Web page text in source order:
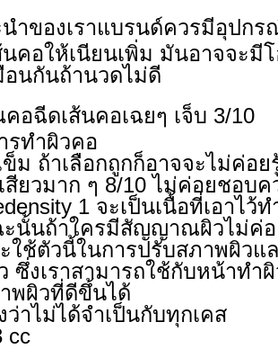
ำของเราแบรนด์ควรมีอุปก
คอให้เนียนเพิ่ม มันอาจจะมี
อนกันถ้านวดไม่ดี
อฉีดเส้นคอเฉยๆ เจ็บ 3/10
รทำผิวคอ
ม ถ้าเลือกถูกก็อาจจะไม่ค่อย
สียวมาก ๆ 8/10 ไม่ค่อยชอบค
1 จะเป็นเนื้อที่เอาไ
ะนั้นถ้าใครมีสัญญาณผิวไม่ค่
ะใช้ตัวนี้ในการปรับสภาพผิวแ
ซึ่งเราสามารถใช้กับหน้าทำ
พผิวที่ดีขึ้นได้
ว่าไม่ได้จำเป็นกับทุกเคส
cc